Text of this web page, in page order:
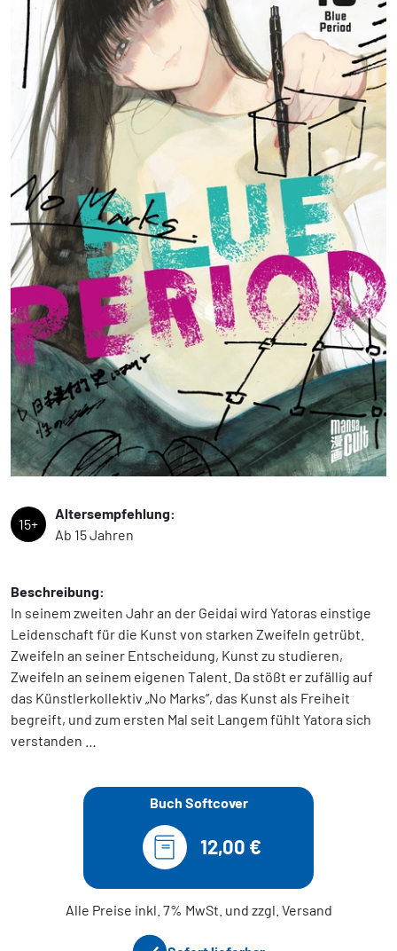
15+
Altersempfehlung:
Ab 15 Jahren
Beschreibung:
In seinem zweiten Jahr an der Geidai wird Yatoras einstige
Leidenschaft für die Kunst von starken Zweifeln getrübt.
Zweifeln an seiner Entscheidung, Kunst zu studieren,
Zweifeln an seinem eigenen Talent. Da stößt er zufällig auf
das Künstlerkollektiv „No Marks“, das Kunst als Freiheit
begreift, und zum ersten Mal seit Langem fühlt Yatora sich
verstanden …
Buch Softcover
12,00 €
Alle Preise inkl. 7% MwSt. und zzgl. Versand